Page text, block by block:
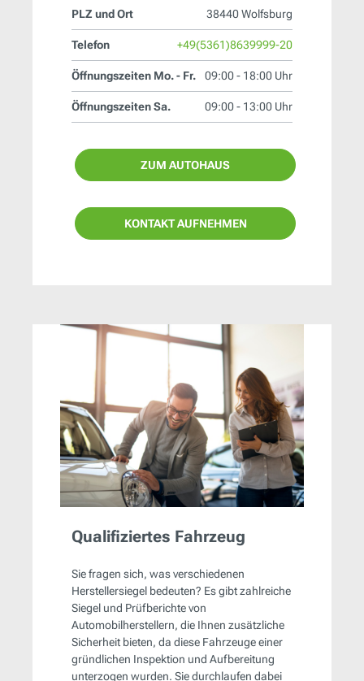
PLZ und Ort 38440 Wolfsburg
Telefon +49(5361)8639999-20
Öffnungszeiten Mo. - Fr. 09:00 - 18:00 Uhr
Öffnungszeiten Sa. 09:00 - 13:00 Uhr
ZUM AUTOHAUS
KONTAKT AUFNEHMEN
Qualifiziertes Fahrzeug
Sie fragen sich, was verschiedenen
Herstellersiegel bedeuten? Es gibt zahlreiche
Siegel und Prüfberichte von
Automobilherstellern, die Ihnen zusätzliche
Sicherheit bieten, da diese Fahrzeuge einer
gründlichen Inspektion und Aufbereitung
unterzogen wurden. Sie durchlaufen dabei